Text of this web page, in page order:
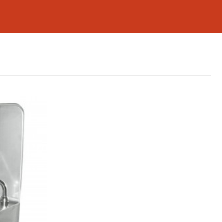
cafétérias, boulangeries, etc. Il facilite le
optimale.